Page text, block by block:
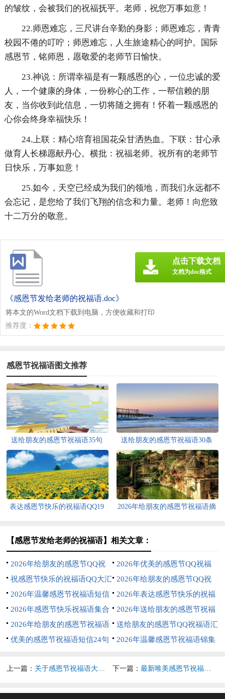
的皱纹，会被我们的祝福抚平。老师，祝您万事如意！
22.师恩难忘，三尺讲台辛勤的身影；师恩难忘，青青
校园不倦的叮咛；师恩难忘，人生旅途精心的呵护。国际
感恩节，铭师恩，愿敬爱的老师节日愉快。
23.神说：所谓幸福是有一颗感恩的心，一位忠诚的爱
人，一个健康的身体，一份称心的工作，一帮信赖的朋
友，当你收到此信息，一切将随之拥有！怀着一颗感恩的
心你会终身幸福快乐！
24.上联：精心培育祖国花朵甘洒热血。下联：甘心承
做育人长梯愿献丹心。横批：祝福老师。祝所有的老师节
日快乐，万事如意！
25.如今，天空已经成为我们的领地，而我们永远都不
会忘记，是您给了我们飞翔的信念和力量。老师！向您致
十二万分的敬意。
《感恩节发给老师的祝福语.doc》
将本文的Word文档下载到电脑，方便收藏和打印
推荐度：
点击下载文档
文档为doc格式
感恩节祝福语图文推荐
送给朋友的感恩节祝福语35句 送给朋友的感恩节祝福语30条
表达感恩节快乐的祝福语QQ19
2026年给朋友的感恩节祝福语摘
【感恩节发给老师的祝福语】相关文章：
2026年给朋友的感恩节QQ祝
福语35句
2026年优美的感恩节QQ祝福
语锦集43条
祝感恩节快乐的祝福语QQ大汇
总39句
2026年给朋友的感恩节QQ祝
福语39条
2026年温馨感恩节祝福语短信
35条
2026年表达感恩节快乐的祝福
语集锦45条
2026年感恩节快乐祝福语集合
36句
2026年送给朋友的感恩节祝福
语23条
2026年给朋友的感恩节祝福语
61条
送给朋友的感恩节QQ祝福语汇
编58句
优美的感恩节祝福语短信24句
2026年温馨感恩节祝福语锦集
上一篇： 关于感恩节祝福语大全（精选100句） 下一篇： 最新唯美感恩节祝福语句汇总50句精选